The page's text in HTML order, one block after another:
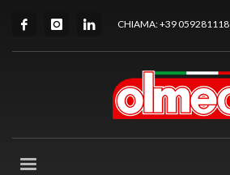
CHIAMA: +39 059281118